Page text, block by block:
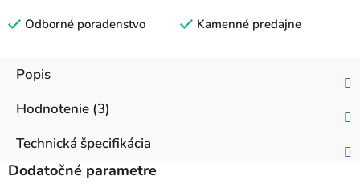
Odborné poradenstvo Kamenné predajne
Popis
Hodnotenie (3)
Technická špecifikácia
Dodatočné parametre